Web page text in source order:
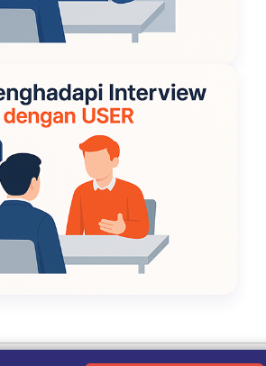
Kebijakan Privasi|Tentang Kami|